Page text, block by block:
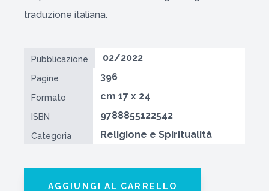
traduzione italiana.
Pubblicazione 02/2022
Pagine 396
Formato cm 17 x 24
ISBN 9788855122542
Categoria Religione e Spiritualità
AGGIUNGI AL CARRELLO